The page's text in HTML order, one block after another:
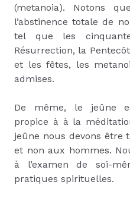
(metanoia). Notons
l’abstinence totale de
tel que les
Résurrection, la
et les fêtes, les
admises.
De même, le jeûne
propice à à la
jeûne nous devons être
et non aux hommes.
à l’examen de soi-
pratiques spirituelles.